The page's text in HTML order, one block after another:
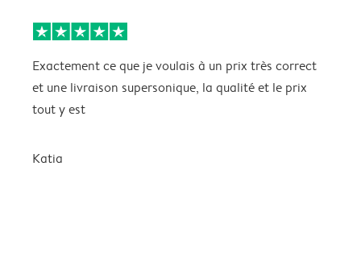
Exactement ce que je voulais à un prix très correct
et une livraison supersonique, la qualité et le prix
tout y est
Katia